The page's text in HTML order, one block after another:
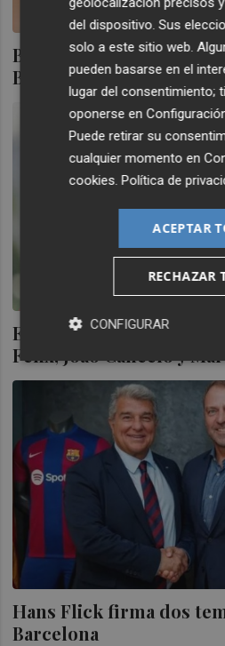
Bryan Zaragoza prefiere
Barcelona
El Barcelona confirma
Félix, Joao Cancelo y
Hans Flick firma dos
Barcelona
del dispositivo. Sus
solo a este sitio web.
pueden basarse en el
lugar del consentimiento;
oponerse en
Puede retirar su
cualquier momento en
cookies.Política de
ACEPTAR
RECHAZAR
CONFIGURAR